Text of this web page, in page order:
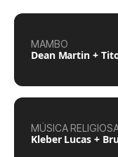
MAMBO
Dean Martin +
MÚSICA
Kleber Lucas +